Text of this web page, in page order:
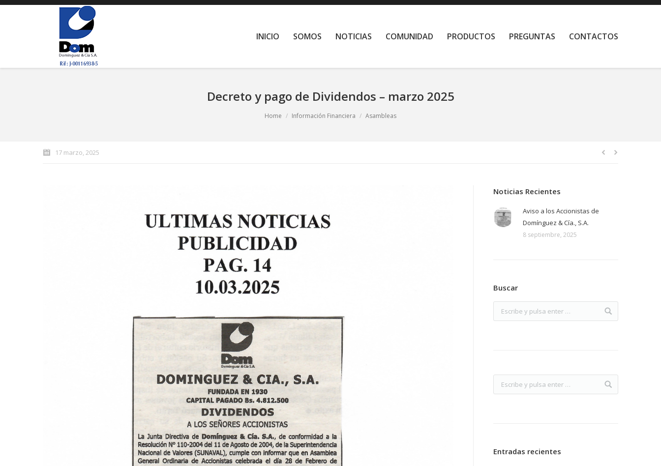
INICIO SOMOS NOTICIAS COMUNIDAD PRODUCTOS PREGUNTAS CONTACTOS
Decreto y pago de Dividendos – marzo 2025
Home Información Financiera Asambleas
17 marzo, 2025
Noticias Recientes
Aviso a los Accionistas de
Domínguez & Cía., S.A.
8 septiembre, 2025
Buscar
Entradas recientes